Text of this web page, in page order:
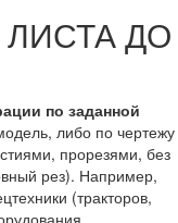
ДО
по заданной
либо по чертежу
прорезями, без
рез). Например,
(тракторов,